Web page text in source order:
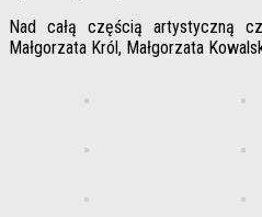
Nad całą częścią artystyczną
Małgorzata Król, Małgorzata